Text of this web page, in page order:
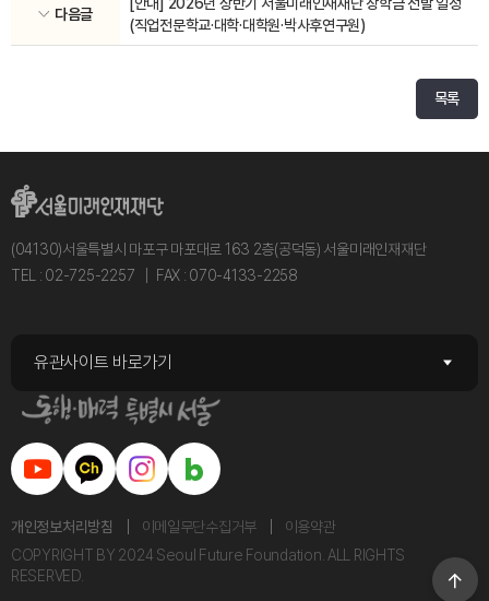
다음글
(직업전문학교·대학·대학원·박사후연구원)
목록
유관사이트 바로가기
(04130)서울특별시 마포구 마포대로 163 2층(공덕동) 서울미래인재재단
TEL : 02-725-2257
FAX : 070-4133-2258
개인정보처리방침 이메일무단수집거부
이용약관
COPYRIGHT BY 2024 Seoul Future Foundation. ALL RIGHTS
RESERVED.